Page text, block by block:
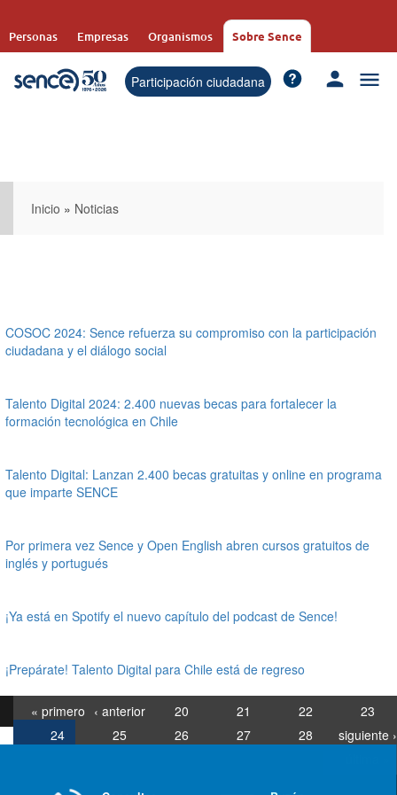
contenido
Personas Empresas Organismos Sobre Sence
Participación ciudadana
Inicio » Noticias
COSOC 2024: Sence refuerza su compromiso con la participación
ciudadana y el diálogo social
Talento Digital 2024: 2.400 nuevas becas para fortalecer la
formación tecnológica en Chile
Talento Digital: Lanzan 2.400 becas gratuitas y online en programa
que imparte SENCE
Por primera vez Sence y Open English abren cursos gratuitos de
inglés y portugués
¡Ya está en Spotify el nuevo capítulo del podcast de Sence!
¡Prepárate! Talento Digital para Chile está de regreso
« primero ‹ anterior 20 21 22
23
24
25 26 27 28
siguiente ›